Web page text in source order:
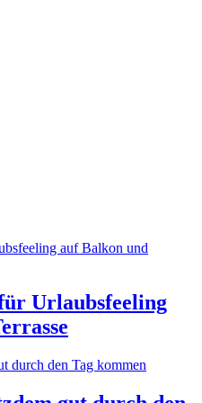
Urlaubsfeeling